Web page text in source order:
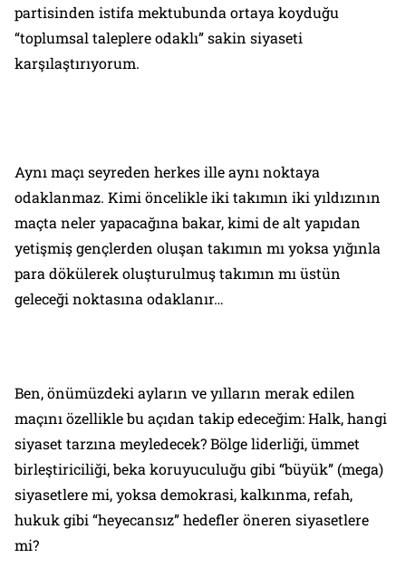
partisinden istifa mektubunda ortaya koyduğu
“toplumsal taleplere odaklı” sakin siyaseti
karşılaştırıyorum.
Aynı maçı seyreden herkes ille aynı noktaya
odaklanmaz. Kimi öncelikle iki takımın iki yıldızının
maçta neler yapacağına bakar, kimi de alt yapıdan
yetişmiş gençlerden oluşan takımın mı yoksa yığınla
para dökülerek oluşturulmuş takımın mı üstün
geleceği noktasına odaklanır…
Ben, önümüzdeki ayların ve yılların merak edilen
maçını özellikle bu açıdan takip edeceğim: Halk, hangi
siyaset tarzına meyledecek? Bölge liderliği, ümmet
birleştiriciliği, beka koruyuculuğu gibi “büyük” (mega)
siyasetlere mi, yoksa demokrasi, kalkınma, refah,
hukuk gibi “heyecansız” hedefler öneren siyasetlere
mi?